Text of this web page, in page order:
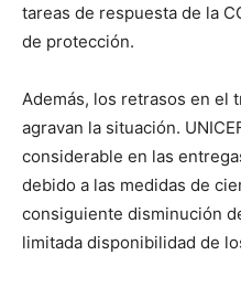
tareas de respuesta de la
de protección.
Además, los retrasos en el
agravan la situación.
considerable en las
debido a las medidas de
consiguiente disminución
limitada disponibilidad de